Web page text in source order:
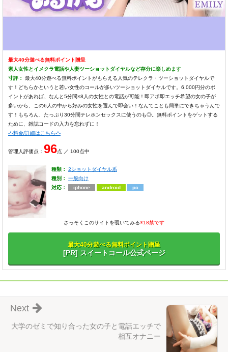
最大40分遊べる無料ポイント贈呈
素人女性とイメクラ電話や人妻ツーショットダイヤルなど存分に楽しめます
寸評：
最大40分遊べる無料ポイントがもらえる人気のテレクラ・ツーショットダイヤルで
す！どちらかというと若い女性のコールが多いツーショットダイヤルです。6,000円分のポ
イントがあれば、なんと5分間×8人の女性との電話が可能！即アポ即エッチ希望の女の子が
多いから、この6人の中から好みの女性を選んで即会い！なんてことも簡単にできちゃうんで
す！もちろん、たっぷり30分間テレホンセックスに使うのも◎。無料ポイントをゲットする
ために、雑誌コードの入力を忘れずに！
-*-料金/詳細はこちら-*-
管理人評価点： 96点 ／ 100点中
種類：
2ショットダイヤル系
種別：
一般向け
対応：
iphone android pc
さっそくこのサイトを覗いてみる※18禁です
最大40分遊べる無料ポイント贈呈
[PR] スイートコール公式ページ
大学のゼミで知り合った女の子と電話エッチで
相互オナニー
Next